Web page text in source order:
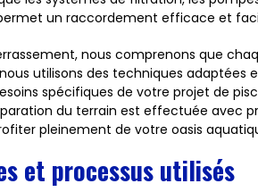
un raccordement efficace et
nous comprenons que
utilisons des techniques adaptées
spécifiques de votre projet de
du terrain est effectuée avec
pleinement de votre oasis
et processus utilisés